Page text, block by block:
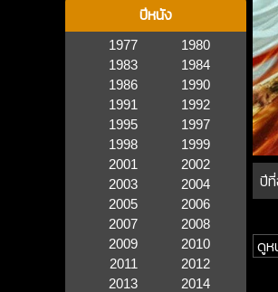
ปีหนัง
1977
1980
1983
1984
1986
1990
1991
1992
1995
1997
1998
1999
2001
2002
2003
2004
2005
2006
2007
2008
2009
2010
2011
2012
2013
2014
ปี
ดูห